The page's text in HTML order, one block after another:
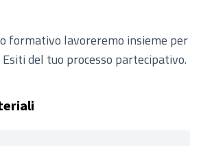
formativo lavoreremo insieme per
del tuo processo partecipativo.